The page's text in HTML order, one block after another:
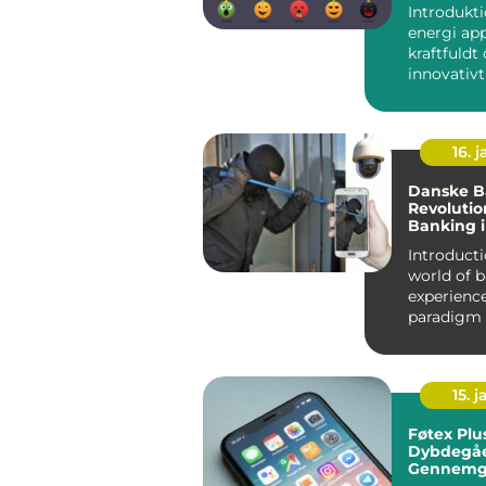
energi
kraftfuldt
mulighed
16.
Danske
Banking
Introduction:
world of
technol...
15.
Føtex